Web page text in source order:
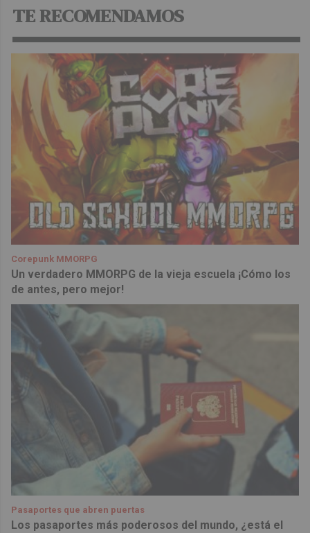
TE RECOMENDAMOS
Corepunk MMORPG
Un verdadero MMORPG de la vieja escuela ¡Cómo los
de antes, pero mejor!
Pasaportes que abren puertas
Los pasaportes más poderosos del mundo, ¿está el